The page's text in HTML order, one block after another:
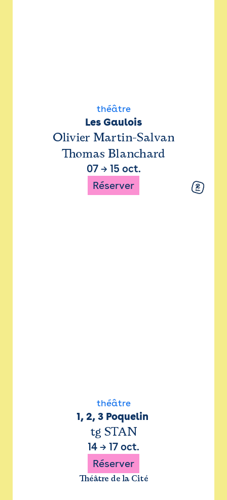
théâtre
Les Gaulois
Olivier Martin-Salvan
Thomas Blanchard
07→ 15 oct.
Réserver
théâtre
1, 2, 3 Poquelin
tg STAN
14 → 17 oct.
Réserver
Théâtre de la Cité